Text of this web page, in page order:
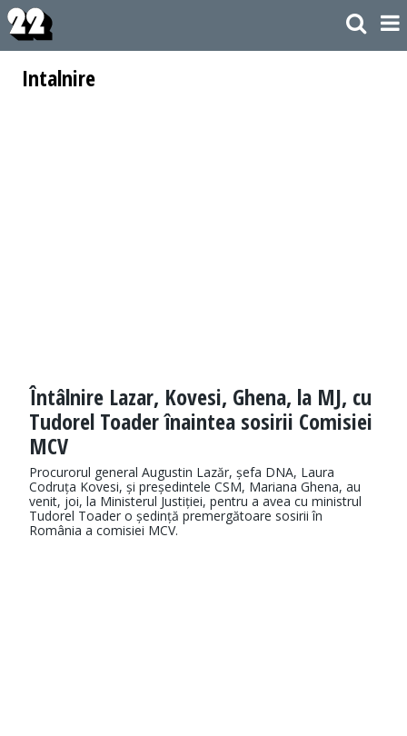
Intalnire
Întâlnire Lazar, Kovesi, Ghena, la MJ, cu
Tudorel Toader înaintea sosirii Comisiei
MCV
Procurorul general Augustin Lazăr, șefa DNA, Laura
Codruța Kovesi, și președintele CSM, Mariana Ghena, au
venit, joi, la Ministerul Justiției, pentru a avea cu ministrul
Tudorel Toader o ședință premergătoare sosirii în
România a comisiei MCV.